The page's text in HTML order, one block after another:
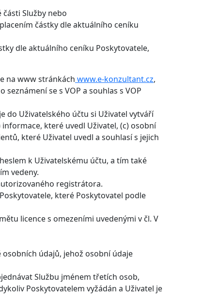
části Služby nebo
částky dle aktuálního ceníku
dle aktuálního ceníku Poskytovatele,
na www stránkách www.e-konzultant.cz,
se s VOP a souhlas s VOP
do Uživatelského účtu si Uživatel vytváří
které uvedl Uživatel, (c) osobní
které Uživatel uvedl a souhlasí s jejich
k Uživatelskému účtu, a tím také
vedeny.
registrátora.
které Poskytovatel podle
licence s omezeními uvedenými v čl. V
údajů, jehož osobní údaje
Službu jménem třetích osob,
Poskytovatelem vyžádán a Uživatel je